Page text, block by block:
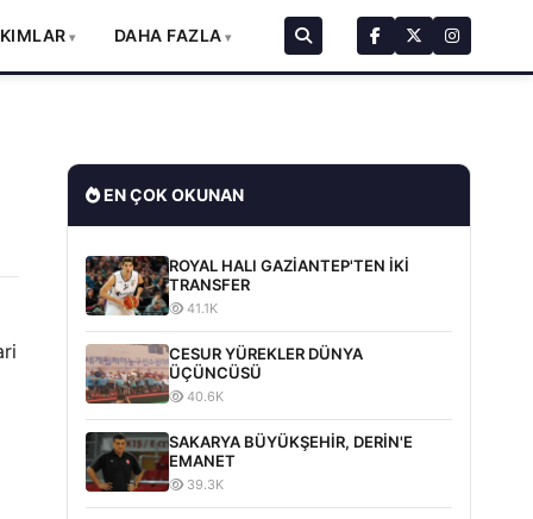
DAHA FAZLA
EN ÇOK OKUNAN
ROYAL HALI GAZİANTEP'TEN İKİ
TRANSFER
41.1K
CESUR YÜREKLER DÜNYA
ÜÇÜNCÜSÜ
40.6K
SAKARYA BÜYÜKŞEHİR, DERİN'E
EMANET
39.3K